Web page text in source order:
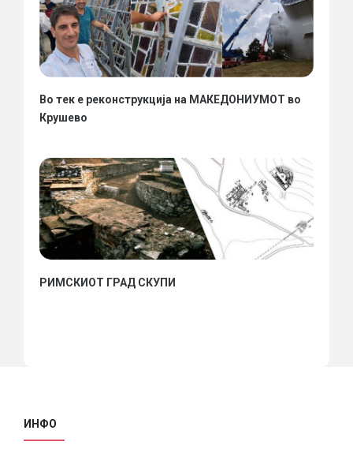
Во тек е реконструкција на МАКЕДОНИУМОТ во
Крушево
РИМСКИОТ ГРАД СКУПИ
ИНФО